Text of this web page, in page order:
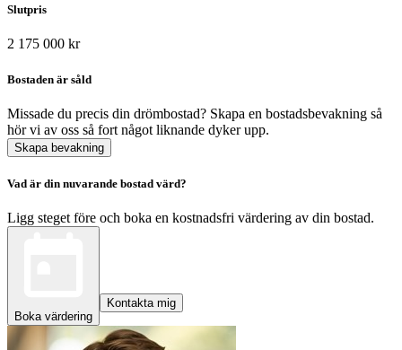
Slutpris
2 175 000 kr
Bostaden är såld
Missade du precis din drömbostad? Skapa en bostadsbevakning så
hör vi av oss så fort något liknande dyker upp.
Skapa bevakning
Vad är din nuvarande bostad värd?
Ligg steget före och boka en kostnadsfri värdering av din bostad.
Boka värdering
Kontakta mig